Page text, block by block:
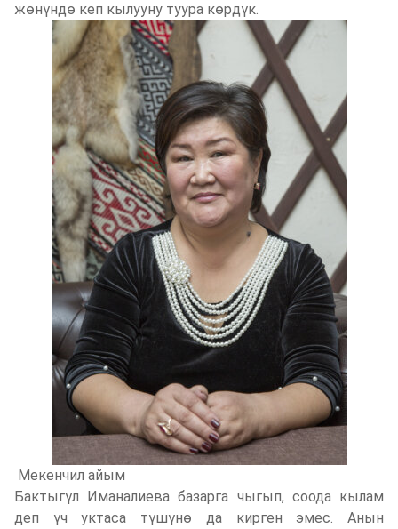
жөнүндө кеп кылууну туура көрдүк.
Мекенчил айым
Бактыгүл Иманалиева базарга чыгып, соода кылам
деп үч уктаса түшүнө да кирген эмес. Анын